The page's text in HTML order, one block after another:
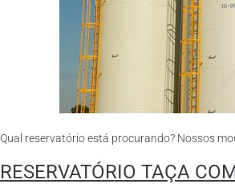
Qual reservatório está procurando? Nossos
RESERVATÓRIO TAÇA